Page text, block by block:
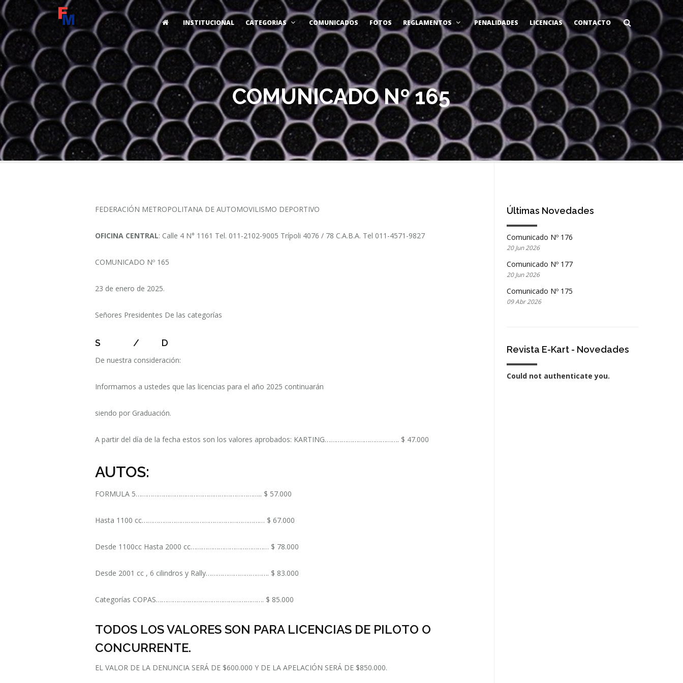
INSTITUCIONAL CATEGORIAS COMUNICADOS FOTOS REGLAMENTOS PENALIDADES LICENCIAS CONTACTO
COMUNICADO Nº 165
FEDERACIÓN METROPOLITANA DE AUTOMOVILISMO DEPORTIVO
OFICINA CENTRAL: Calle 4 N° 1161 Tel. 011-2102-9005 Trípoli 4076 / 78 C.A.B.A. Tel 011-4571-9827
COMUNICADO Nº 165
23 de enero de 2025.
Señores Presidentes De las categorías
S / D
De nuestra consideración:
Informamos a ustedes que las licencias para el año 2025 continuarán
siendo por Graduación.
A partir del día de la fecha estos son los valores aprobados: KARTING…………………………………. $ 47.000
AUTOS:
FORMULA 5………………………………………………………….. $ 57.000
Hasta 1100 cc………………………………………………………… $ 67.000
Desde 1100cc Hasta 2000 cc…………………………………… $ 78.000
Desde 2001 cc , 6 cilindros y Rally……………………………. $ 83.000
Categorías COPAS…………………………………………………. $ 85.000
TODOS LOS VALORES SON PARA LICENCIAS DE PILOTO O
CONCURRENTE.
EL VALOR DE LA DENUNCIA SERÁ DE $600.000 Y DE LA APELACIÓN SERÁ DE $850.000.
Últimas Novedades
Comunicado Nº 176
20 Jun 2026
Comunicado Nº 177
20 Jun 2026
Comunicado Nº 175
09 Abr 2026
Revista E-Kart - Novedades
Could not authenticate you.